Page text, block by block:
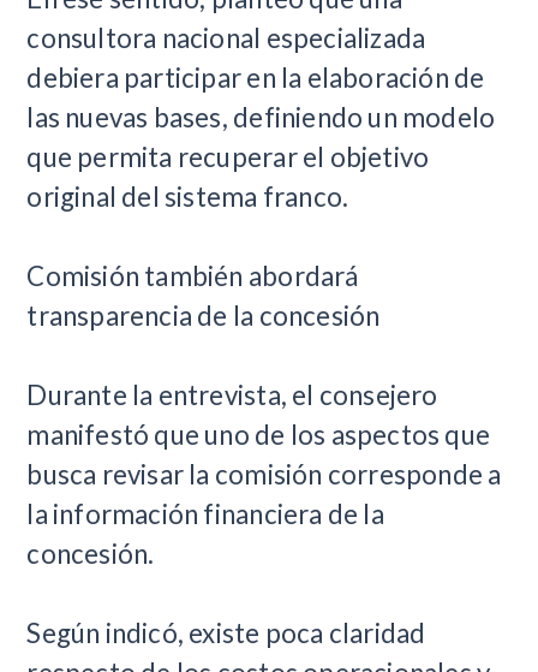
consultora nacional especializada
debiera participar en la elaboración de
las nuevas bases, definiendo un modelo
que permita recuperar el objetivo
original del sistema franco.
Comisión también abordará
transparencia de la concesión
Durante la entrevista, el consejero
manifestó que uno de los aspectos que
busca revisar la comisión corresponde a
la información financiera de la
concesión.
Según indicó, existe poca claridad